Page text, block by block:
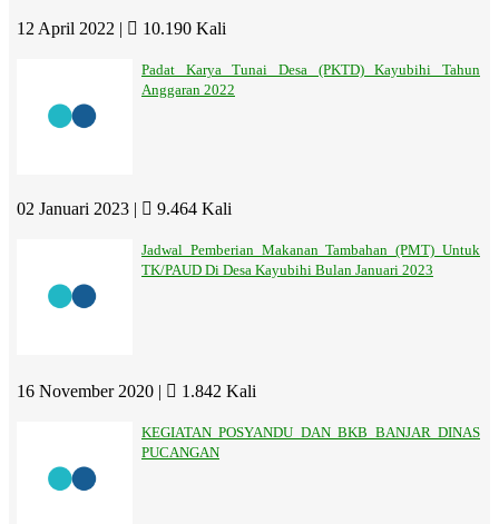
12 April 2022 | 10.190 Kali
Padat Karya Tunai Desa (PKTD) Kayubihi Tahun
Anggaran 2022
02 Januari 2023 | 9.464 Kali
Jadwal Pemberian Makanan Tambahan (PMT) Untuk
TK/PAUD Di Desa Kayubihi Bulan Januari 2023
16 November 2020 | 1.842 Kali
KEGIATAN POSYANDU DAN BKB BANJAR DINAS
PUCANGAN